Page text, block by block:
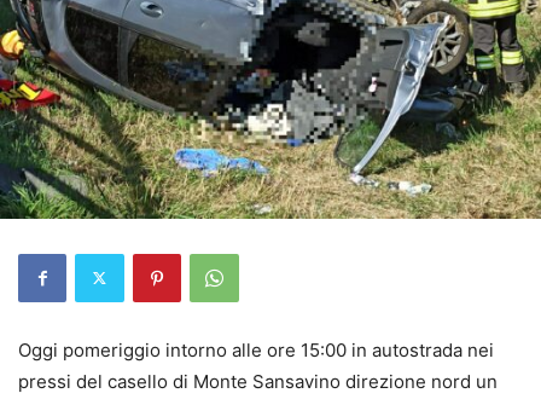
Oggi pomeriggio intorno alle ore 15:00 in autostrada nei
pressi del casello di Monte Sansavino direzione nord un